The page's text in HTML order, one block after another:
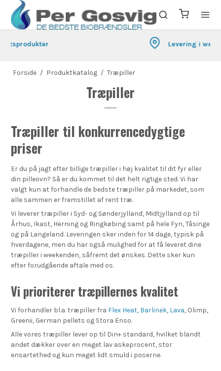
Levering i weekend ved aftale
Forside / Produktkatalog / Træpiller
Træpiller
Træpiller til konkurrencedygtige
priser
Er du på jagt efter billige træpiller i høj kvalitet til dit fyr eller
din pilleovn? Så er du kommet til det helt rigtige sted. Vi har
valgt kun at forhandle de bedste træpiller på markedet, som
alle sammen er fremstillet af rent træ.
Vi leverer træpiller i Syd- og Sønderjylland, Midtjylland op til
Århus, Ikast, Herning og Ringkøbing samt på hele Fyn, Tåsinge
og på Langeland. Leveringen sker inden for 14 dage, typisk på
hverdagene, men du har også mulighed for at få leveret dine
træpiller i weekenden, såfremt det ønskes. Dette sker kun
efter forudgående aftale med os.
Vi prioriterer træpillernes kvalitet
Vi forhandler bl.a. træpiller fra Flex Heat, Barlinek, Lava, Olimp,
Greenii, German pellets og Stora Enso.
Alle vores træpiller lever op til Din+ standard, hvilket blandt
andet dækker over en meget lav askeprocent, stor
ensartethed og kun meget lidt smuld i poserne.